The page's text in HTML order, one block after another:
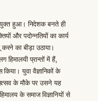
हुआ। निदेशक बनते ही
और पदोन्नतियों का कार्य
का बीड़ा उठाया।
हिमालयी प्रान्तों में हैं,
युवा वैज्ञानिकों के
के मौके पर उसने यह
के समाज विज्ञानियों से